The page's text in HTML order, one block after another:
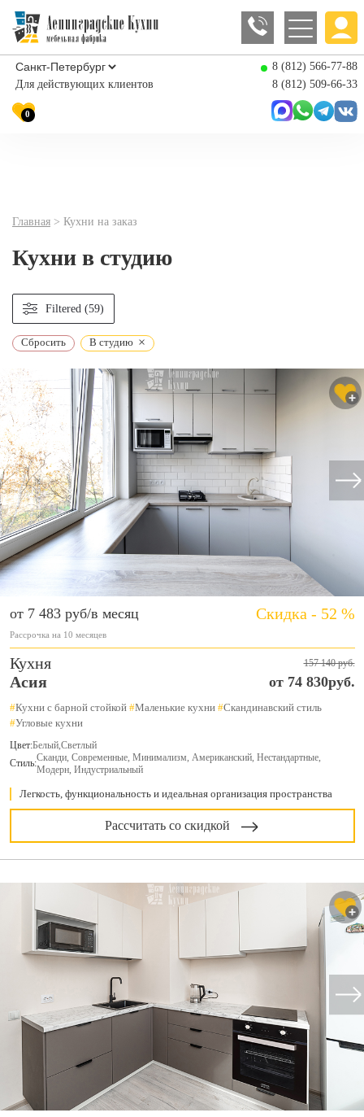
8 (812) 566-77-88
Для действующих клиентов
8 (812) 509-66-33
0
Главная > Кухни на заказ
Кухни в студию
Filtered (59)
Сбросить В студию ×
от 7 483 руб/в месяц Скидка - 52 %
Рассрочка на 10 месяцев
Кухня 157 140 руб.
Асия от 74 830руб.
#Кухни с барной стойкой #Маленькие кухни #Скандинавский стиль
#Угловые кухни
Цвет:Белый, Светлый
Стиль:
Сканди, Современные, Минимализм, Американский, Нестандартные,
Модерн, Индустриальный
Легкость, функциональность и идеальная организация пространства
Рассчитать со скидкой